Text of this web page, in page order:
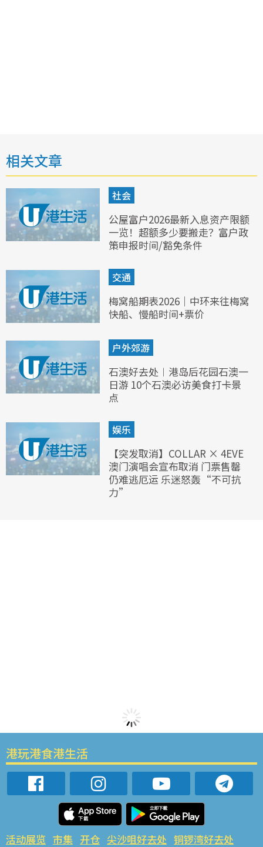
相关文章
社会
公屋富户2026最新入息资产限额
一览！超额多少要搬走？富户政
策申报时间/豁免条件
交通
梅窝船期表2026｜中环来往梅窝
快船、慢船时间+票价
户外郊游
石澳好去处︱港岛后花园石澳一
日游 10个石澳必访美食打卡景
点
娱乐
【突发取消】COLLAR × 4EVE
澳门演唱会宣布取消 门票售罄
仍难逃厄运 乐迷怒轰“不可抗
力”
港玩港食港生活
活动展览 市集 开仓 尖沙咀好去处 铜锣湾好去处